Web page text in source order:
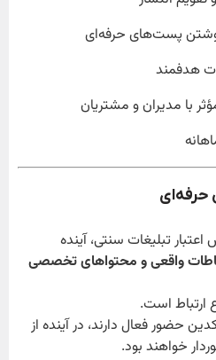
پست‌های حرفه‌ای
هدفمند
با مدیران و مشتریان
حرفه‌ای
تبلیغات سنتی، آینده
واقعی و محتواهای تخصصی
ارتباط است.
حضور فعال دارند، در آینده از
خواهند بود.